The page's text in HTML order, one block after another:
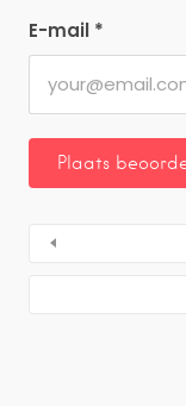
E-mail *